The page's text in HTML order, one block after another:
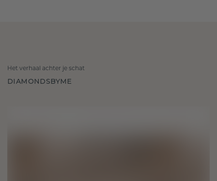
Het verhaal achter je schat
DIAMONDSBYME